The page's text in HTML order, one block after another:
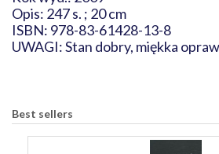
Opis: 247 s. ; 20 cm
ISBN: 978-83-61428-13-8
UWAGI: Stan dobry, miękka
Best sellers